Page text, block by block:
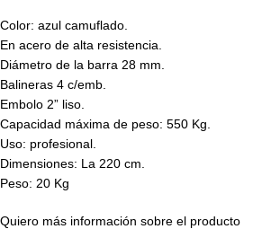
Color: azul camuflado.
En acero de alta resistencia.
Diámetro de la barra 28 mm.
Balineras 4 c/emb.
Embolo 2” liso.
Capacidad máxima de peso: 550 Kg.
Uso: profesional.
Dimensiones: La 220 cm.
Peso: 20 Kg
Quiero más información sobre el producto